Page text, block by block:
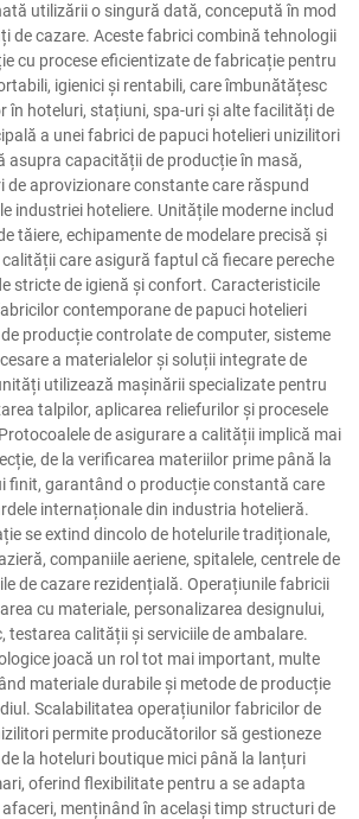
utilizării o singură dată, concepută în mod
de cazare. Aceste fabrici combină tehnologii
cu procese eficientizate de fabricație pentru
igienici și rentabili, care îmbunătățesc
în hoteluri, stațiuni, spa-uri și alte facilități de
a unei fabrici de papuci hotelieri unizilitori
asupra capacității de producție în masă,
de aprovizionare constante care răspund
industriei hoteliere. Unitățile moderne includ
tăiere, echipamente de modelare precisă și
care asigură faptul că fiecare pereche
stricte de igienă și confort. Caracteristicile
contemporane de papuci hotelieri
producție controlate de computer, sisteme
a materialelor și soluții integrate de
utilizează mașinării specializate pentru
talpilor, aplicarea reliefurilor și procesele
de asigurare a calității implică mai
de la verificarea materiilor prime până la
finit, garantând o producție constantă care
internaționale din industria hotelieră.
se extind dincolo de hotelurile tradiționale,
companiile aeriene, spitalele, centrele de
de cazare rezidențială. Operațiunile fabricii
cu materiale, personalizarea designului,
testarea calității și serviciile de ambalare.
joacă un rol tot mai important, multe
materiale durabile și metode de producție
Scalabilitatea operațiunilor fabricilor de
permite producătorilor să gestioneze
la hoteluri boutique mici până la lanțuri
oferind flexibilitate pentru a se adapta
menținând în același timp structuri de